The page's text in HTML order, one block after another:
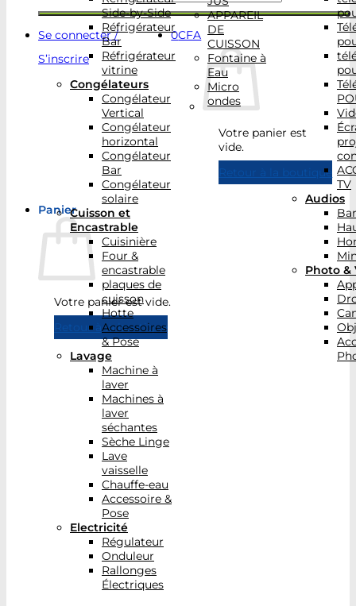
Se connecter /
S’inscrire
0CFA
Votre panier est
vide.
Retour à la boutique
Panier
Votre panier est vide.
Retour à la boutique
Side-by-Side
Réfrigérateur
Bar
Réfrigérateur
vitrine
Congélateurs
Congélateur
Vertical
Congélateur
horizontal
Congélateur
Bar
Congélateur
solaire
Cuisson et
Encastrable
Cuisinière
Four &
encastrable
plaques de
cuisson
Hotte
Accessoires
& Pose
Lavage
Machine à
laver
Machines à
laver
séchantes
Sèche Linge
Lave
vaisselle
Chauffe-eau
Accessoire &
Pose
Electricité
Régulateur
Onduleur
Rallonges
Électriques
APPAREIL
DE
CUISSON
Fontaine à
Eau
Micro
ondes
TV
Audios
Photo &